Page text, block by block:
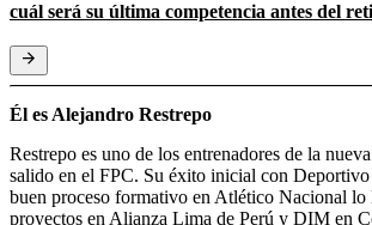
cuál será su última competencia antes del
Él es Alejandro Restrepo
Restrepo es uno de los entrenadores de la
salido en el FPC. Su éxito inicial con Deportivo
buen proceso formativo en Atlético Nacional lo
proyectos en Alianza Lima de Perú y DIM en